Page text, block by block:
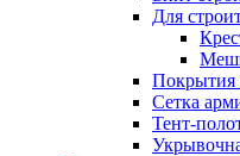
Для
Покрытия
Сетка
Тент-